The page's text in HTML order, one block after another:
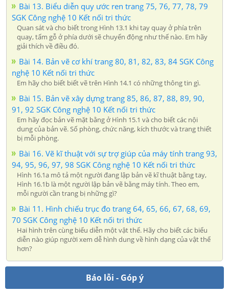
Bài 13. Biểu diễn quy ước ren trang 75, 76, 77, 78, 79
SGK Công nghệ 10 Kết nối tri thức
Quan sát và cho biết trong Hình 13.1 khi tay quay ở phía trên
quay, tấm gỗ ở phía dưới sẽ chuyển động như thế nào. Em hãy
giải thích về điều đó.
Bài 14. Bản vẽ cơ khí trang 80, 81, 82, 83, 84 SGK Công
nghệ 10 Kết nối tri thức
Em hãy cho biết biết vẽ trên Hình 14.1 có những thông tin gì.
Bài 15. Bản vẽ xây dựng trang 85, 86, 87, 88, 89, 90,
91, 92 SGK Công nghệ 10 Kết nối tri thức
Em hãy đọc bản vẽ mặt bằng ở Hình 15.1 và cho biết các nội
dung của bản vẽ. Số phòng, chức năng, kích thước và trang thiết
bị mỗi phòng.
Bài 16. Vẽ kĩ thuật với sự trợ giúp của máy tính trang 93,
94, 95, 96, 97, 98 SGK Công nghệ 10 Kết nối tri thức
Hình 16.1a mô tả một người đang lập bản vẽ kĩ thuật bằng tay,
Hình 16.1b là một người lập bản vẽ bằng máy tính. Theo em,
mỗi người cần trang bị những gì?
Bài 11. Hình chiếu trục đo trang 64, 65, 66, 67, 68, 69,
70 SGK Công nghệ 10 Kết nối tri thức
Hai hình trên cùng biểu diễn một vật thể. Hãy cho biết các biểu
diễn nào giúp người xem dễ hình dung về hình dạng của vật thể
hơn?
Báo lỗi - Góp ý